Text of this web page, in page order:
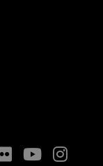
FlickrYouTube